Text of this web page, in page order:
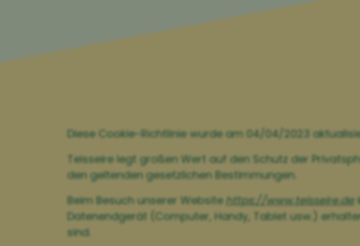
Diese Cookie-Richtlinie wurde am 04/04/2023
Teisseire legt großen Wert auf den Schutz der
den geltenden gesetzlichen Bestimmungen.
Beim Besuch unserer Website https://www.teisseire.de
Datenendgerät (Computer, Handy, Tablet usw.)
sind.